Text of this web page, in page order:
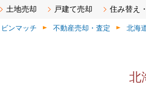
土地売却 戸建て売却 住み替え
ンマッチ 不動産売却・査定 北海
北